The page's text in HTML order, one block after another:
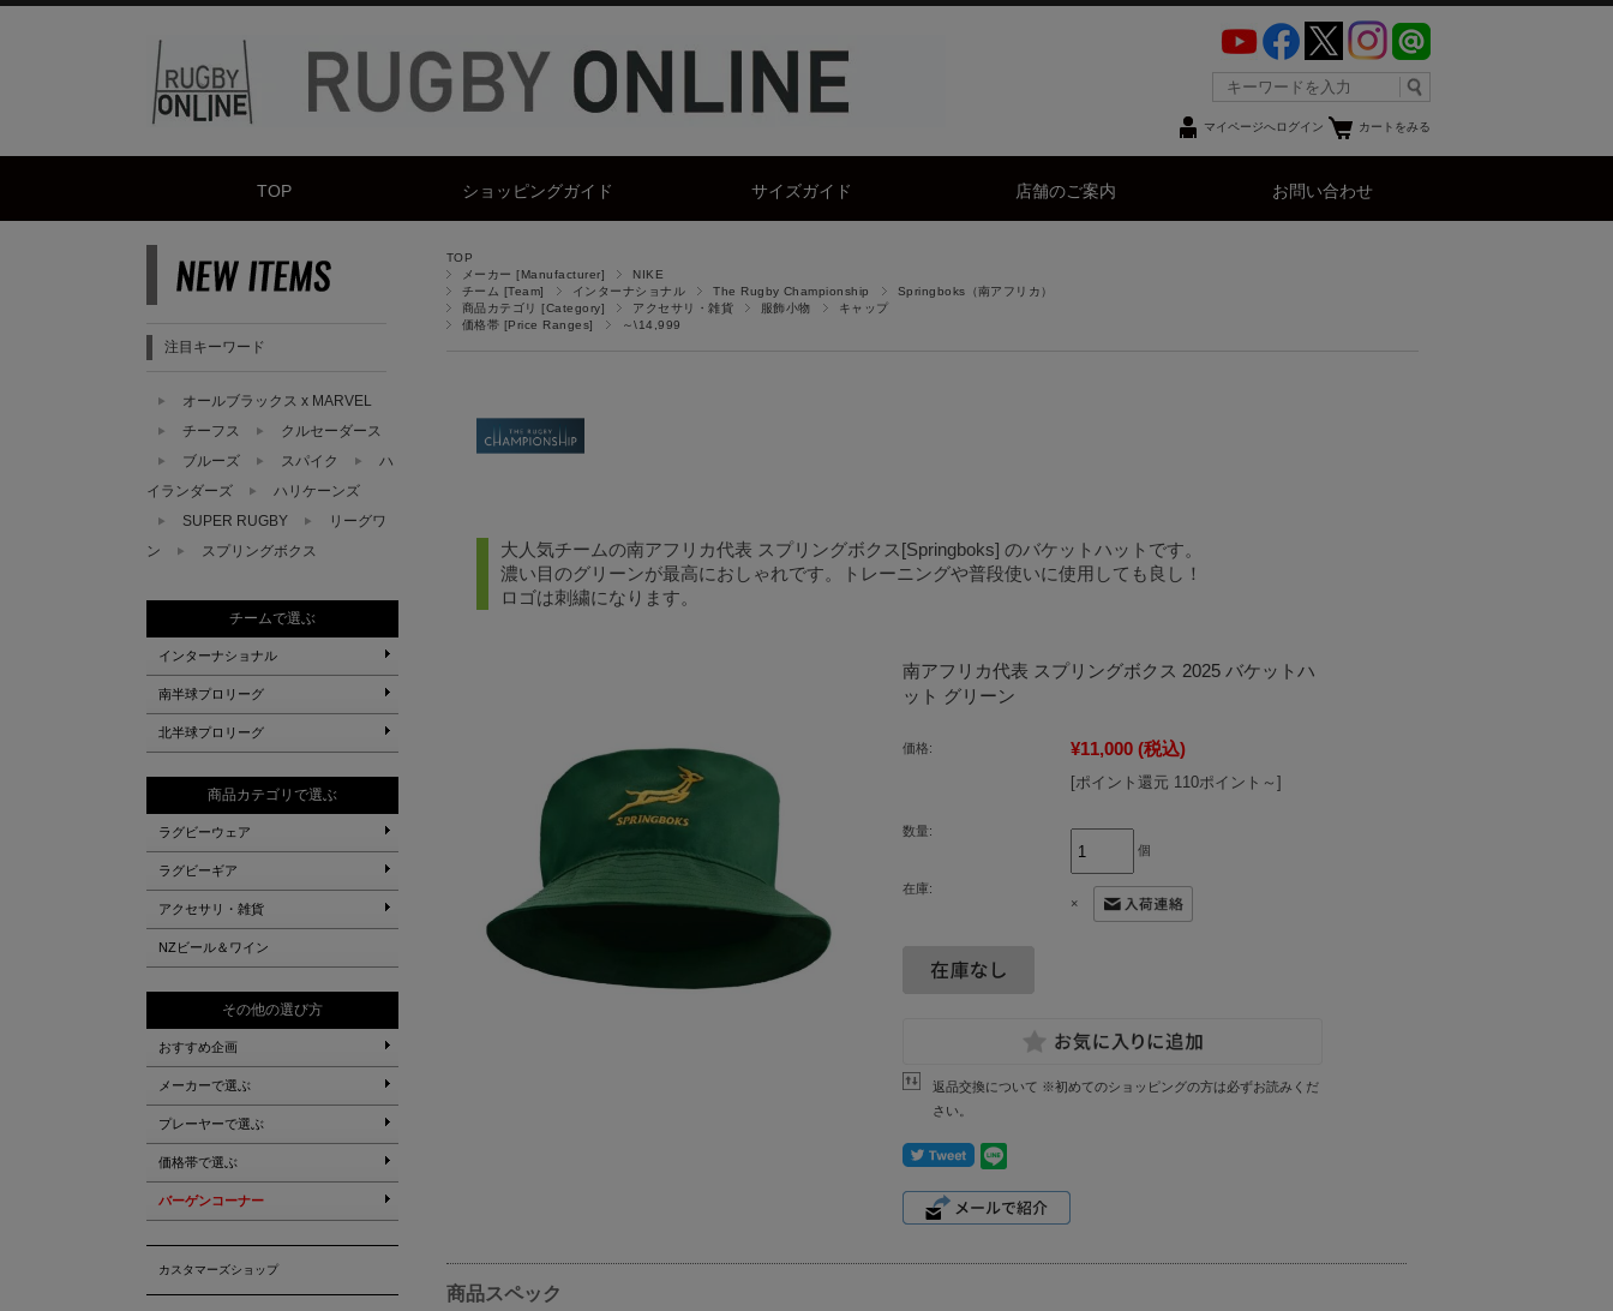
マイページへログイン カートをみる
TOP ショッピングガイド サイズガイド 店舗のご案内 お問い合わせ
TOP
メーカー [Manufacturer]
NIKE
チーム [Team]
インターナショナル The Rugby Championship
Springboks（南アフリカ）
商品カテゴリ [Category]
アクセサリ・雑貨 服飾小物
キャップ
価格帯 [Price Ranges]
～\14,999
大人気チームの南アフリカ代表 スプリングボクス[Springboks] のバケットハットです。
濃い目のグリーンが最高におしゃれです。トレーニングや普段使いに使用しても良し！
ロゴは刺繍になります。
南アフリカ代表 スプリングボクス 2025 バケットハ
ット グリーン
価格: ¥11,000 (税込)
[ポイント還元 110ポイント～]
数量:
個
在庫:
×
返品交換について ※初めてのショッピングの方は必ずお読みくだ
さい。
商品スペック
注目キーワード
オールブラックス x MARVEL
チーフス
クルセーダース
ブルーズ
スパイク
ハ
イランダーズ
ハリケーンズ
SUPER RUGBY
リーグワ
ン
スプリングボクス
チームで選ぶ
インターナショナル
南半球プロリーグ
北半球プロリーグ
商品カテゴリで選ぶ
ラグビーウェア
ラグビーギア
アクセサリ・雑貨
NZビール＆ワイン
その他の選び方
おすすめ企画
メーカーで選ぶ
プレーヤーで選ぶ
価格帯で選ぶ
バーゲンコーナー
カスタマーズショップ